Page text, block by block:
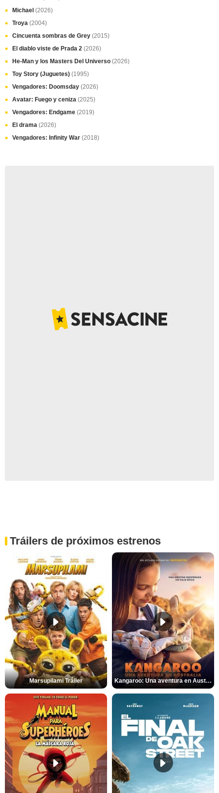
Michael (2026)
Troya (2004)
Cincuenta sombras de Grey (2015)
El diablo viste de Prada 2 (2026)
He-Man y los Masters Del Universo (2026)
Toy Story (Juguetes) (1995)
Vengadores: Doomsday (2026)
Avatar: Fuego y ceniza (2025)
Vengadores: Endgame (2019)
El drama (2026)
Vengadores: Infinity War (2018)
Tráilers de próximos estrenos
Marsupilami Tráiler Kangaroo: Una aventura en Australia Tráiler